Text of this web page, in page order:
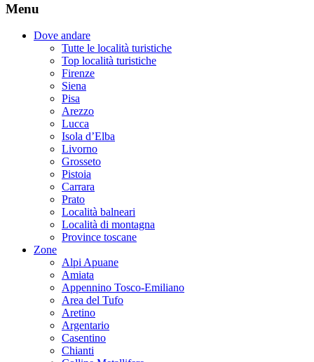
Menu
Dove andare
Tutte le località turistiche
Top località turistiche
Firenze
Siena
Pisa
Arezzo
Lucca
Isola d’Elba
Livorno
Grosseto
Pistoia
Carrara
Prato
Località balneari
Località di montagna
Province toscane
Zone
Alpi Apuane
Amiata
Appennino Tosco-Emiliano
Area del Tufo
Aretino
Argentario
Casentino
Chianti